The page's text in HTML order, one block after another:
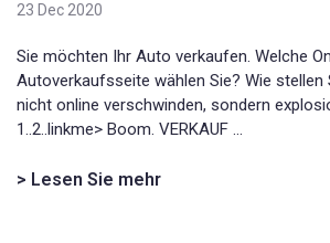
23 Dec 2020
Sie möchten Ihr Auto verkaufen. Welche
Autoverkaufsseite wählen Sie? Wie stellen
nicht online verschwinden, sondern
1..2..linkme> Boom. VERKAUF ...
> Lesen Sie mehr